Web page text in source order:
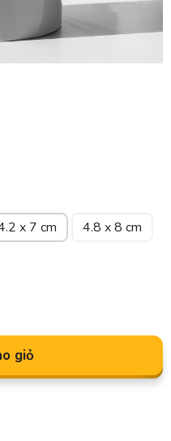
x 7 cm
4.8 x 8 cm
giỏ